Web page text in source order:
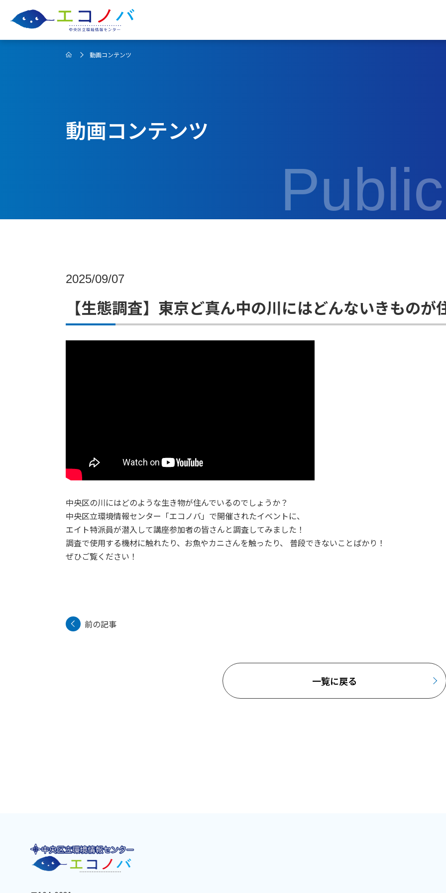
動画コンテンツ
動画コンテンツ
2025/09/07
【生態調査】東京ど真ん中の川にはどんないきものが
中央区の川にはどのような生き物が住んでいるのでしょうか？
中央区立環境情報センター「エコノバ」で開催されたイベントに、
エイト特派員が潜入して講座参加者の皆さんと調査してみました！
調査で使用する機材に触れたり、お魚やカニさんを触ったり、 普段できないことばかり！
ぜひご覧ください！
前の記事
一覧に戻る